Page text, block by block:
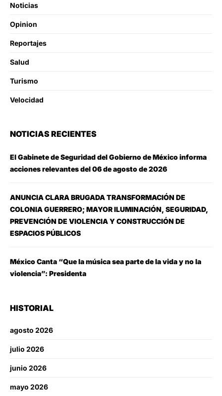
Noticias
Opinion
Reportajes
Salud
Turismo
Velocidad
NOTICIAS RECIENTES
El Gabinete de Seguridad del Gobierno de México informa
acciones relevantes del 06 de agosto de 2026
ANUNCIA CLARA BRUGADA TRANSFORMACIÓN DE
COLONIA GUERRERO; MAYOR ILUMINACIÓN, SEGURIDAD,
PREVENCIÓN DE VIOLENCIA Y CONSTRUCCIÓN DE
ESPACIOS PÚBLICOS
México Canta “Que la música sea parte de la vida y no la
violencia”: Presidenta
HISTORIAL
agosto 2026
julio 2026
junio 2026
mayo 2026